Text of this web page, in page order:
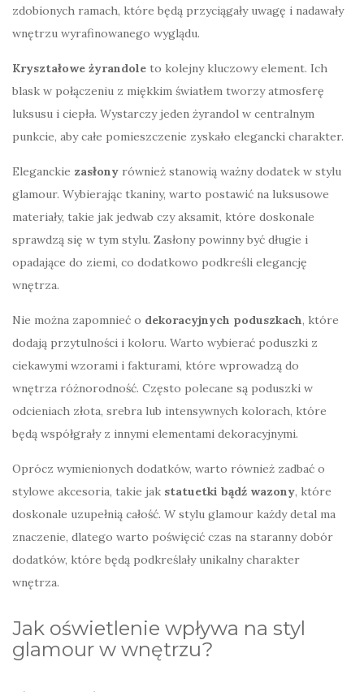
zdobionych ramach, które będą przyciągały uwagę i nadawały
wnętrzu wyrafinowanego wyglądu.
Kryształowe żyrandole to kolejny kluczowy element. Ich
blask w połączeniu z miękkim światłem tworzy atmosferę
luksusu i ciepła. Wystarczy jeden żyrandol w centralnym
punkcie, aby całe pomieszczenie zyskało elegancki charakter.
Eleganckie zasłony również stanowią ważny dodatek w stylu
glamour. Wybierając tkaniny, warto postawić na luksusowe
materiały, takie jak jedwab czy aksamit, które doskonale
sprawdzą się w tym stylu. Zasłony powinny być długie i
opadające do ziemi, co dodatkowo podkreśli elegancję
wnętrza.
Nie można zapomnieć o dekoracyjnych poduszkach, które
dodają przytulności i koloru. Warto wybierać poduszki z
ciekawymi wzorami i fakturami, które wprowadzą do
wnętrza różnorodność. Często polecane są poduszki w
odcieniach złota, srebra lub intensywnych kolorach, które
będą współgrały z innymi elementami dekoracyjnymi.
Oprócz wymienionych dodatków, warto również zadbać o
stylowe akcesoria, takie jak statuetki bądź wazony, które
doskonale uzupełnią całość. W stylu glamour każdy detal ma
znaczenie, dlatego warto poświęcić czas na staranny dobór
dodatków, które będą podkreślały unikalny charakter
wnętrza.
Jak oświetlenie wpływa na styl
glamour w wnętrzu?